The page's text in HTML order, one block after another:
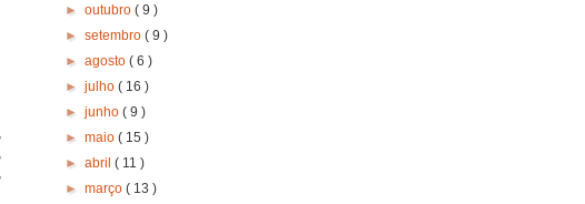
►outubro( 9 )
►setembro( 9 )
►agosto( 6 )
►julho( 16 )
►junho( 9 )
►maio( 15 )
►abril( 11 )
►março( 13 )